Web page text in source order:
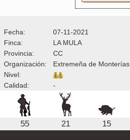
Fecha:
07-11-2021
Finca:
LA MULA
Provincia:
CC
Organización:
Extremeña de Monterías
Nivel:
Calidad:
-
55 21 15